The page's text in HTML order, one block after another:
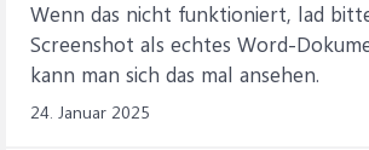
Wenn das nicht funktioniert, lad
Screenshot als echtes Word-
kann man sich das mal ansehen.
24. Januar 2025